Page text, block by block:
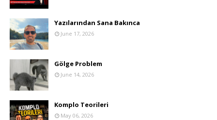
Yazılarından Sana Bakınca
June 17, 2026
Gölge Problem
June 14, 2026
Komplo Teorileri
May 06, 2026